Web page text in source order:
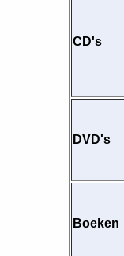
CD's
DVD's
Boeken